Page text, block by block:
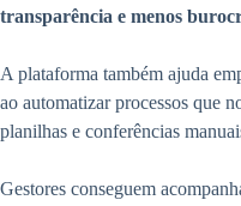
transparência e menos
A plataforma também ajuda
ao automatizar processos que
planilhas e conferências
Gestores conseguem